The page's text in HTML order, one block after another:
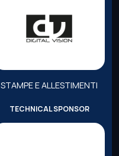
STAMPE E ALLESTIMENTI
TECHNICAL SPONSOR